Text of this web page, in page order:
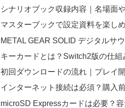
シナリオブック収録内容｜名場面
マスターブックで設定資料を楽し
METAL GEAR SOLID デジタルサ
キーカードとは？Switch2版の仕
初回ダウンロードの流れ｜プレイ
インターネット接続は必須？購入
microSD Expressカードは必要？